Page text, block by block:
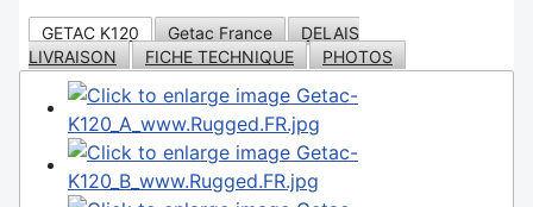
GETAC K120 Getac France
DELAIS
LIVRAISON
FICHE TECHNIQUE PHOTOS